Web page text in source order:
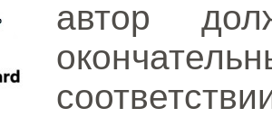
автор